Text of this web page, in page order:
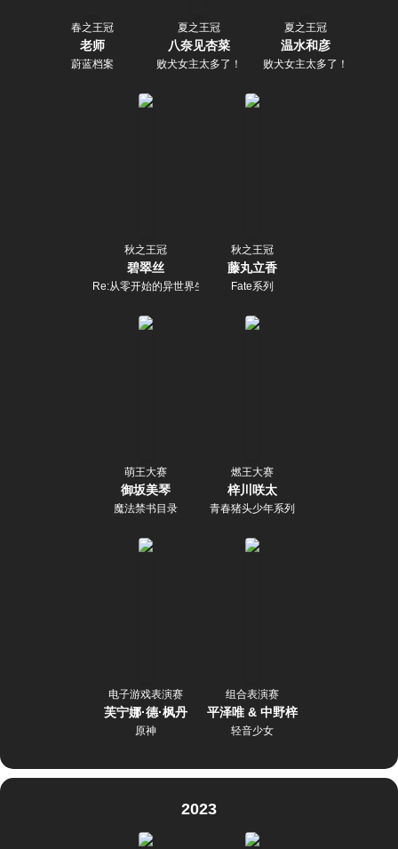
春之王冠
老师
蔚蓝档案
夏之王冠
八奈见杏菜
败犬女主太多了！
夏之王冠
温水和彦
败犬女主太多了！
秋之王冠
碧翠丝
Re:从零开始的异世界生活
秋之王冠
藤丸立香
Fate系列
萌王大赛
御坂美琴
魔法禁书目录
燃王大赛
梓川咲太
青春猪头少年系列
电子游戏表演赛
芙宁娜·德·枫丹
原神
组合表演赛
平泽唯 & 中野梓
轻音少女
2023